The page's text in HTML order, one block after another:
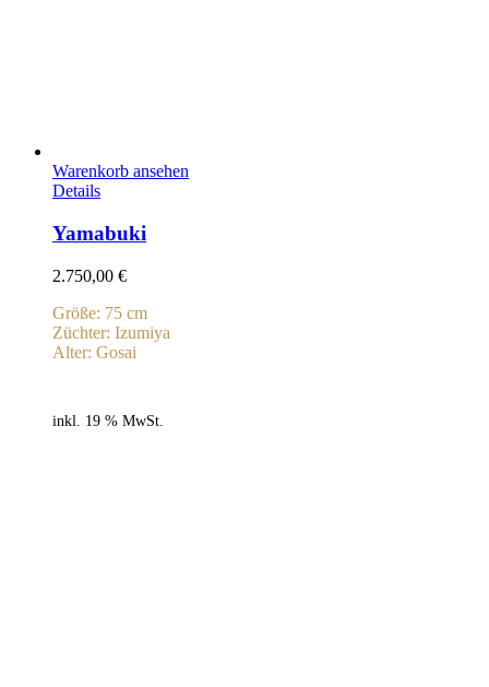
Warenkorb ansehen
Details
Yamabuki
2.750,00 €
Größe: 75 cm
Züchter: Izumiya
Alter: Gosai
inkl. 19 % MwSt.